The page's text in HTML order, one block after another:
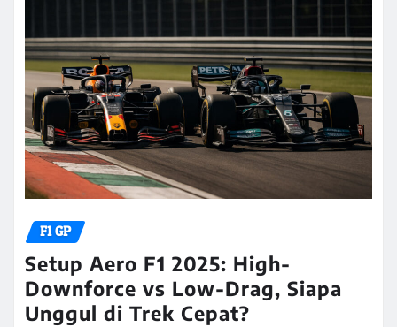
F1 GP
Setup Aero F1 2025: High-
Downforce vs Low-Drag, Siapa
Unggul di Trek Cepat?